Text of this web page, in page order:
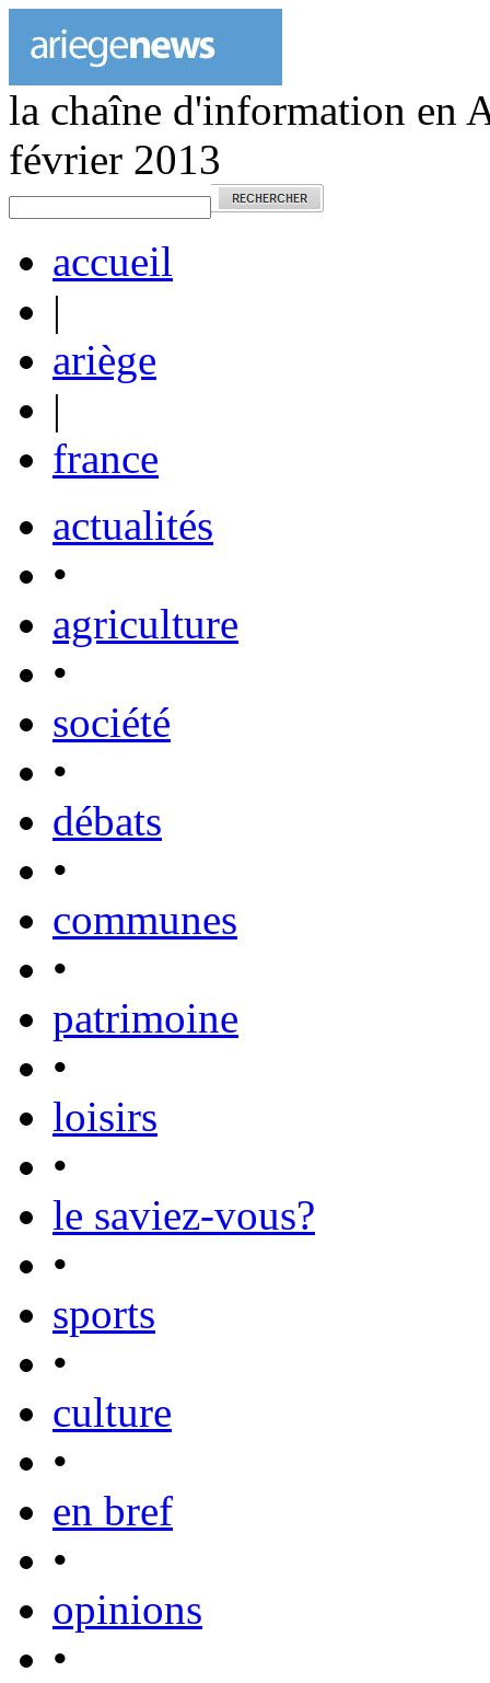
la chaîne d'information en
février 2013
accueil
|
ariège
|
france
actualités
•
agriculture
•
société
•
débats
•
communes
•
patrimoine
•
loisirs
•
le saviez-vous?
•
sports
•
culture
•
en bref
•
opinions
•